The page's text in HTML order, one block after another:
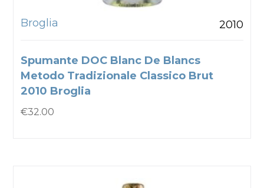
Broglia 2010
Spumante DOC Blanc De Blancs
Metodo Tradizionale Classico Brut
2010 Broglia
€32.00